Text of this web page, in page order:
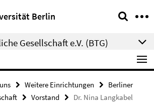
Berlin
Gesellschaft e.V. (BTG)
Weitere Einrichtungen
Berliner
Vorstand Dr. Nina Langkabel